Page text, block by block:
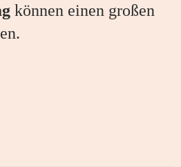
können einen großen